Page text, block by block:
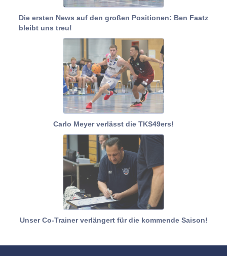
Die ersten News auf den großen Positionen: Ben Faatz
bleibt uns treu!
Carlo Meyer verlässt die TKS49ers!
Unser Co-Trainer verlängert für die kommende Saison!